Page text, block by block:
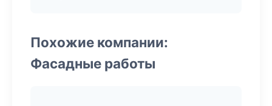
Похожие компании:
Фасадные работы